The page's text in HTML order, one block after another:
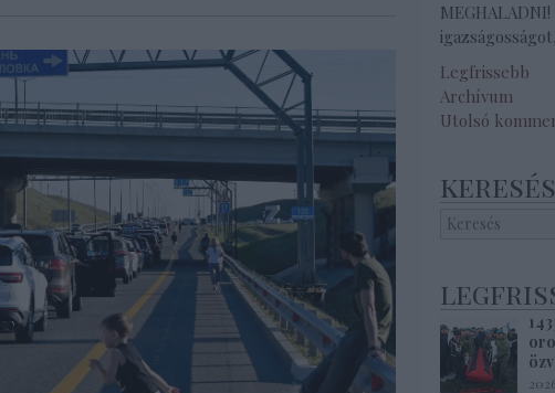
Legfrissebb
Archívum
Utolsó
keresés